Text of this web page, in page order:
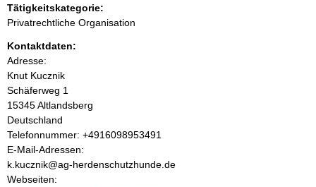
i
n
h
a
l
t
Tätigkeitskategorie:
Privatrechtliche Organisation
Kontaktdaten:
Adresse:
Knut Kucznik
Schäferweg 1
15345Altlandsberg
Deutschland
K
o
n
t
Telefonnummer: +4916098953491
E-Mail-Adressen:
k.kucznik@ag-herdenschutzhunde.de
Webseiten: